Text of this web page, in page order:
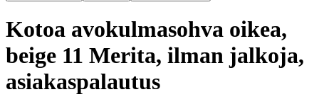
Kotoa avokulmasohva oikea,
beige 11 Merita, ilman jalkoja,
asiakaspalautus